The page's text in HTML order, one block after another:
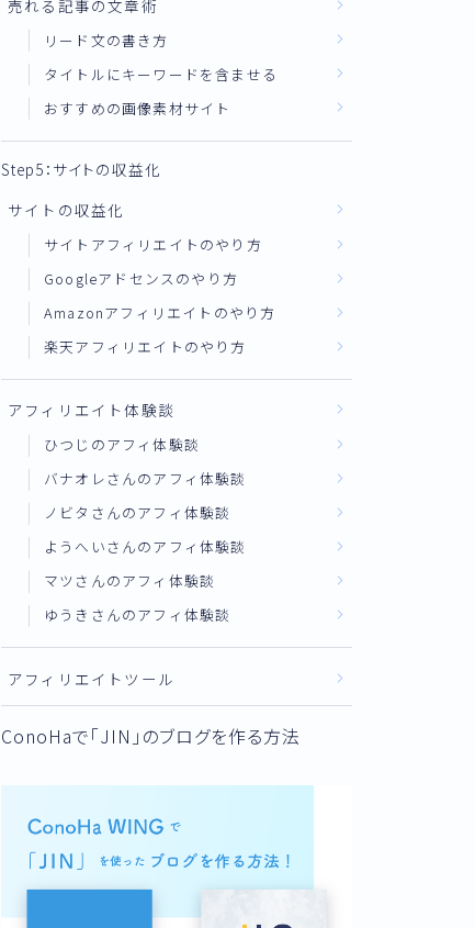
売れる記事の文章術
リード文の書き方
タイトルにキーワードを含ませる
おすすめの画像素材サイト
Step5：サイトの収益化
サイトの収益化
サイトアフィリエイトのやり方
Googleアドセンスのやり方
Amazonアフィリエイトのやり方
楽天アフィリエイトのやり方
アフィリエイト体験談
ひつじのアフィ体験談
バナオレさんのアフィ体験談
ノビタさんのアフィ体験談
ようへいさんのアフィ体験談
マツさんのアフィ体験談
ゆうきさんのアフィ体験談
アフィリエイトツール
ConoHaで「JIN」のブログを作る方法